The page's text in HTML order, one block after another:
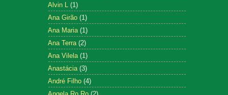
Alvin L (1)
Ana Girão (1)
Ana Maria (1)
Ana Terra (2)
Ana Vilela (1)
Anastácia (3)
André Filho (4)